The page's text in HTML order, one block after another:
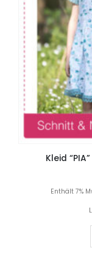
Kleid
Enthält 7%